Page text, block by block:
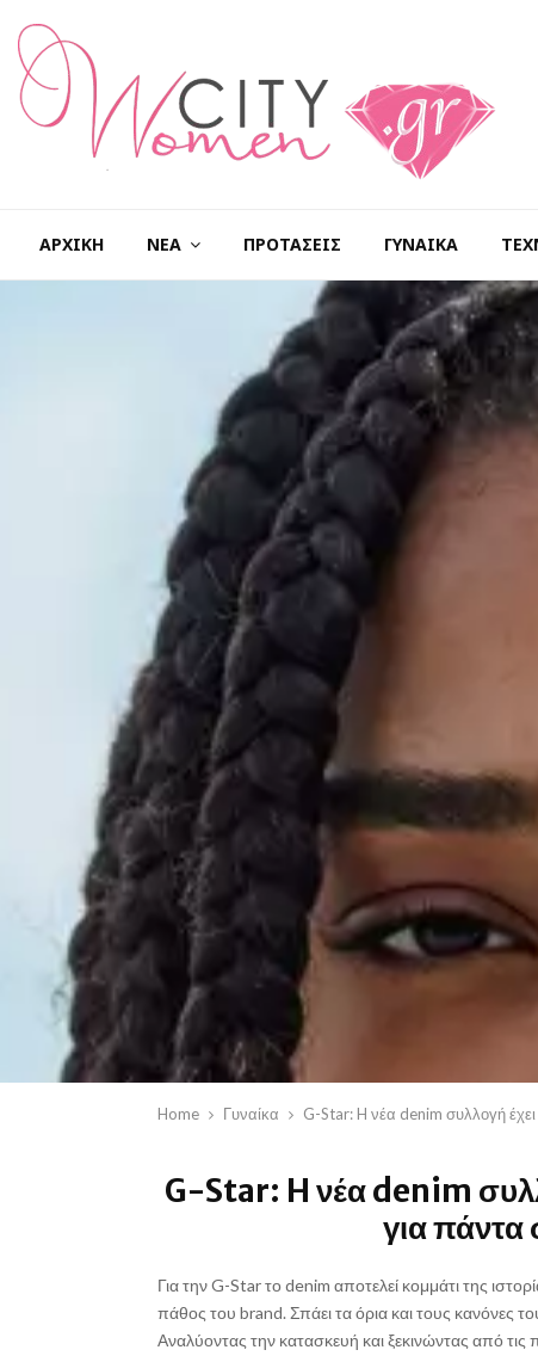
ΑΡΧΙΚΉ ΝΈΑ ΠΡΟΤΆΣΕΙΣ ΓΥΝΑΊΚΑ
Home Γυναίκα G-Star: H νέα denim συλλογή
G-Star: H νέα denim
για
Για την G-Star το denim αποτελεί κομμάτι της
πάθος του brand. Σπάει τα όρια και τους κανόνες
Αναλύοντας την κατασκευή και ξεκινώντας από